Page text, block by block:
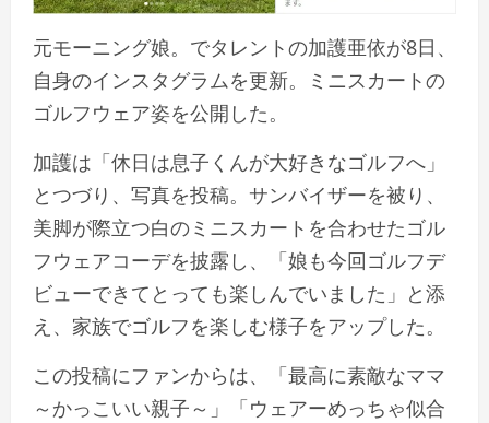
元モーニング娘。でタレントの加護亜依が8日、
自身のインスタグラムを更新。ミニスカートの
ゴルフウェア姿を公開した。
加護は 「休日は息子くんが大好きなゴルフへ」
とつづり、写真を投稿。サンバイザーを被り、
美脚が際立つ白のミニスカートを合わせたゴル
フウェアコーデを披露し、
「娘も今回ゴルフデ
ビューできてとっても楽しんでいました」 と添
え、家族でゴルフを楽しむ様子をアップした。
この投稿にファンからは、
「最高に素敵なママ
～かっこいい親子～」「ウェアーめっちゃ似合